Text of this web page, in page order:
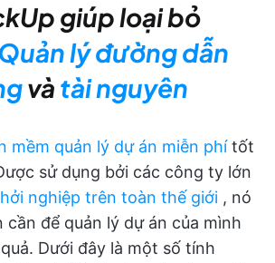
giúp loại bỏ
lýđường dẫn
và tài nguyên
mềm quản lý dự án miễn phítốt
sử dụng bởi các công ty lớn
nghiệp trên toàn thế giới , nó
cần để quản lý dự án của mình
Dưới đây là một số tính